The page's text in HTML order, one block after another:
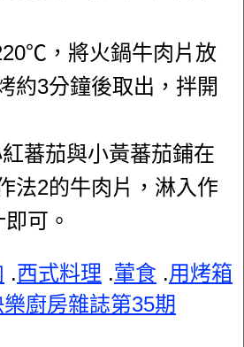
，將火鍋牛肉片放
約3分鐘後取出，拌開
蕃茄與小黃蕃茄鋪在
法2的牛肉片，淋入作
可。
.西式料理 .葷食 .用烤箱
廚房雜誌第35期